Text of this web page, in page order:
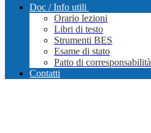
Doc / Info utili
Orario lezioni
Libri di testo
Strumenti BES
Esame di stato
Patto di corresponsabilità
Contatti